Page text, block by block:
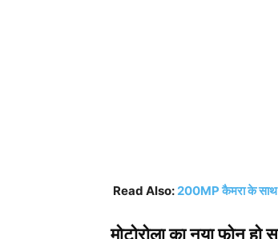
Read Also: 200MP कैमरा के साथ
मोटोरोला का नया फोन हो